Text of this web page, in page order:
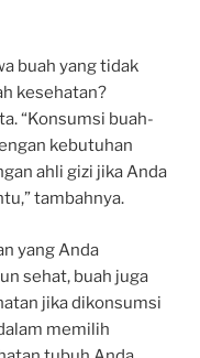
buah yang tidak
kesehatan?
“Konsumsi buah-
kebutuhan
ahli gizi jika Anda
tambahnya.
yang Anda
sehat, buah juga
jika dikonsumsi
memilih